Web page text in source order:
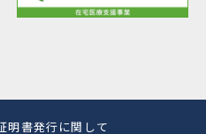
明書発行に関して